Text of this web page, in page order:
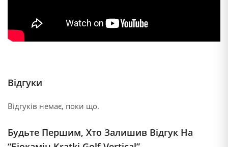
Відгуки
Відгуків немає, поки що.
Будьте Першим, Хто Залишив Відгук На